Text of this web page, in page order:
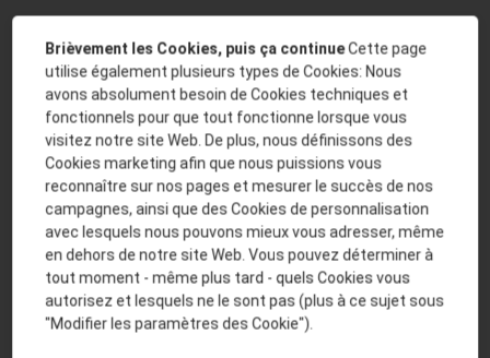
Vous souhaitez des informations détaillées ou un
conseil? Plus votre demande sera formulée
précisement, mieux nous sersons en mesure d’y
répondre. Vous ne pouvez pas acheter des
marchandises directement chew nous. En revanche,
nous vous communiquerons volontiers le revendeur
Josera le plus proche de chez vous.
Brièvement les Cookies, puis ça continueCette page
utilise également plusieurs types de Cookies: Nous
avons absolument besoin de Cookies techniques et
fonctionnels pour que tout fonctionne lorsque vous
visitez notre site Web. De plus, nous définissons des
Cookies marketing afin que nous puissions vous
reconnaître sur nos pages et mesurer le succès de nos
campagnes, ainsi que des Cookies de personnalisation
avec lesquels nous pouvons mieux vous adresser, même
en dehors de notre site Web. Vous pouvez déterminer à
tout moment - même plus tard - quels Cookies vous
autorisez et lesquels ne le sont pas (plus à ce sujet sous
"Modifier les paramètres des Cookie").